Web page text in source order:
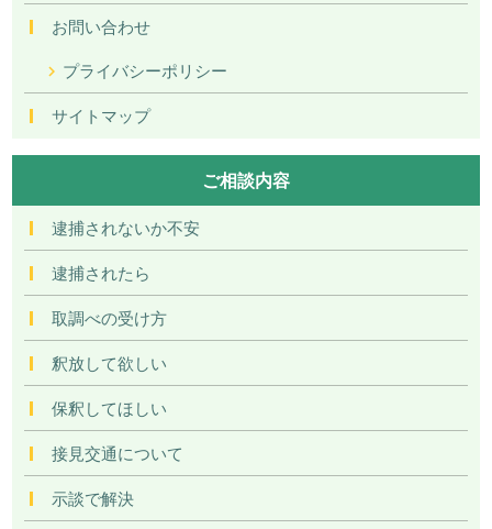
お問い合わせ
プライバシーポリシー
サイトマップ
ご相談内容
逮捕されないか不安
逮捕されたら
取調べの受け方
釈放して欲しい
保釈してほしい
接見交通について
示談で解決